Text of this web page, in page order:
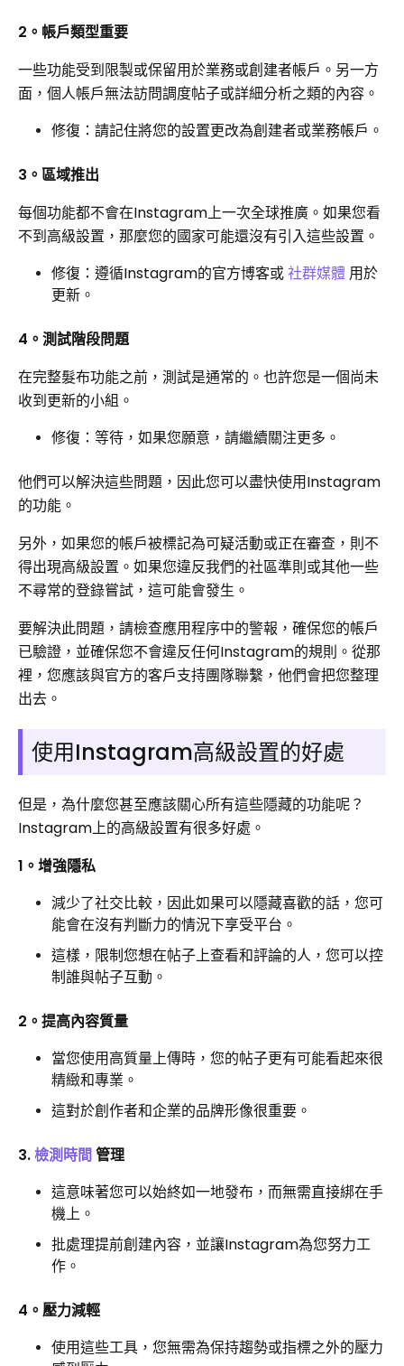
2。帳戶類型重要
一些功能受到限製或保留用於業務或創建者帳戶。另一方
面，個人帳戶無法訪問調度帖子或詳細分析之類的內容。
修復：請記住將您的設置更改為創建者或業務帳戶。
3。區域推出
每個功能都不會在Instagram上一次全球推廣。如果您看
不到高級設置，那麼您的國家可能還沒有引入這些設置。
修復：遵循Instagram的官方博客或社群媒體 用於
更新。
4。測試階段問題
在完整髮布功能之前，測試是通常的。也許您是一個尚未
收到更新的小組。
修復：等待，如果您願意，請繼續關注更多。
他們可以解決這些問題，因此您可以盡快使用Instagram
的功能。
另外，如果您的帳戶被標記為可疑活動或正在審查，則不
得出現高級設置。如果您違反我們的社區準則或其他一些
不尋常的登錄嘗試，這可能會發生。
要解決此問題，請檢查應用程序中的警報，確保您的帳戶
已驗證，並確保您不會違反任何Instagram的規則。從那
裡，您應該與官方的客戶支持團隊聯繫，他們會把您整理
出去。
使用Instagram高級設置的好處
但是，為什麼您甚至應該關心所有這些隱藏的功能呢？
Instagram上的高級設置有很多好處。
1。增強隱私
減少了社交比較，因此如果可以隱藏喜歡的話，您可
能會在沒有判斷力的情況下享受平台。
這樣，限制您想在帖子上查看和評論的人，您可以控
制誰與帖子互動。
2。提高內容質量
當您使用高質量上傳時，您的帖子更有可能看起來很
精緻和專業。
這對於創作者和企業的品牌形像很重要。
3.檢測時間 管理
這意味著您可以始終如一地發布，而無需直接綁在手
機上。
批處理提前創建內容，並讓Instagram為您努力工
作。
4。壓力減輕
使用這些工具，您無需為保持趨勢或指標之外的壓力